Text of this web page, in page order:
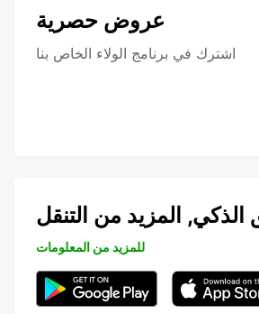
عروض حصرية
اشترك في برنامج الولاء الخاص بنا
الذكي, المزيد من التنقل
للمزيد من المعلومات